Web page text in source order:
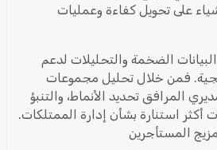
على تحويل كفاءة وعمليات
الضخمة والتحليلات لدعم
فمن خلال تحليل مجموعات
المرافق تحديد الأنماط، والتنبؤ
أكثر استنارة بشأن إدارة الممتلكات.
المستأجرين